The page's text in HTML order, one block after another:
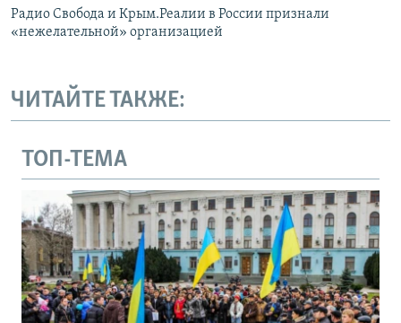
Радио Свобода и Крым.Реалии в России признали
«нежелательной» организацией
ЧИТАЙТЕ ТАКЖЕ:
ТОП-ТЕМА